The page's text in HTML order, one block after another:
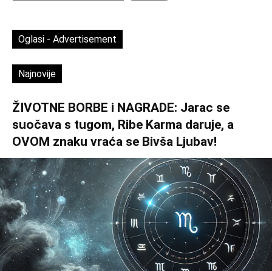
Oglasi - Advertisement
Najnovije
ŽIVOTNE BORBE i NAGRADE: Jarac se
suočava s tugom, Ribe Karma daruje, a
OVOM znaku vraća se Bivša Ljubav!